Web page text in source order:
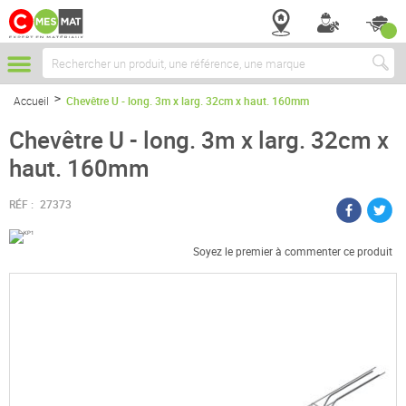
Chercher
Accueil Chevêtre U - long. 3m x larg. 32cm x haut. 160mm
Chevêtre U - long. 3m x larg. 32cm x
haut. 160mm
RÉF : 27373
Soyez le premier à commenter ce produit
Passer